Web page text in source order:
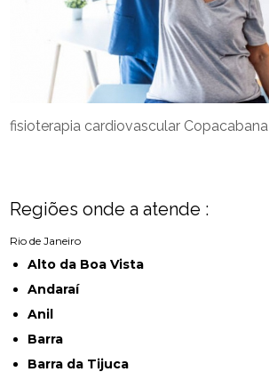
fisioterapia cardiovascular Copacabana
Regiões onde a atende :
Rio de Janeiro
Alto da Boa Vista
Andaraí
Anil
Barra
Barra da Tijuca